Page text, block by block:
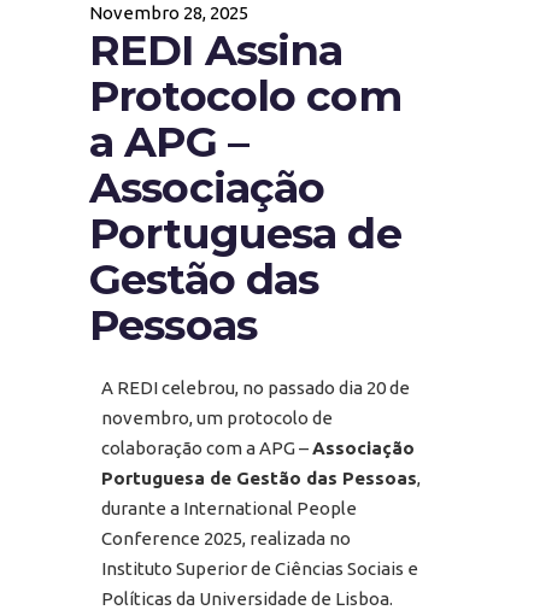
Novembro 28, 2025
REDI Assina
Protocolo com
a APG –
Associação
Portuguesa de
Gestão das
Pessoas
A REDI celebrou, no passado dia 20 de
novembro, um protocolo de
colaboração com a APG –Associação
Portuguesa de Gestão das Pessoas,
durante a International People
Conference 2025, realizada no
Instituto Superior de Ciências Sociais e
Políticas da Universidade de Lisboa.